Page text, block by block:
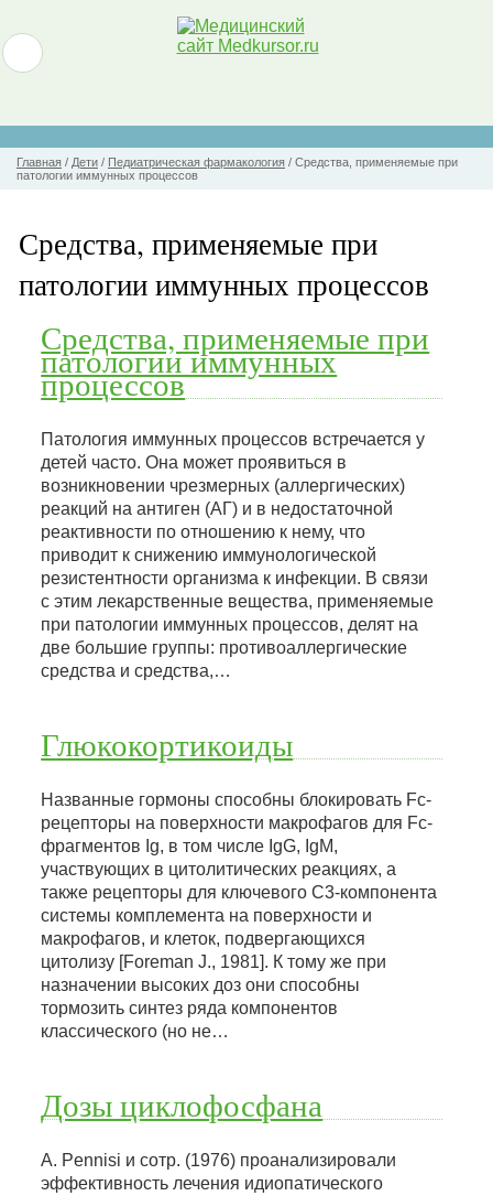
Главная / Дети / Педиатрическая фармакология / Средства, применяемые при
патологии иммунных процессов
Средства, применяемые при
патологии иммунных процессов
Средства, применяемые при
патологии иммунных
процессов
Патология иммунных процессов встречается у
детей часто. Она может проявиться в
возникновении чрезмерных (аллергических)
реакций на антиген (АГ) и в недостаточной
реактивности по отношению к нему, что
приводит к снижению иммунологической
резистентности организма к инфекции. В связи
с этим лекарственные вещества, применяемые
при патологии иммунных процессов, делят на
две большие группы: противоаллергические
средства и средства,…
Глюкокортикоиды
Названные гормоны способны блокировать Fc-
рецепторы на поверхности макрофагов для Fc-
фрагментов Ig, в том числе IgG, IgM,
участвующих в цитолитических реакциях, а
также рецепторы для ключевого С3-компонента
системы комплемента на поверхности и
макрофагов, и клеток, подвергающихся
цитолизу [Foreman J., 1981]. К тому же при
назначении высоких доз они способны
тормозить синтез ряда компонентов
классического (но не…
Дозы циклофосфана
A. Pennisi и сотр. (1976) проанализировали
эффективность лечения идиопатического